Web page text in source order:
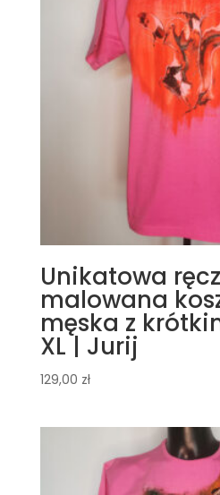
Unikatowa
malowana
męska z
XL | Jurij
129,00 zł